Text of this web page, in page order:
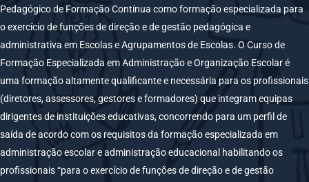
Pedagógico de Formação Contínua como formação especializada para
o exercício de funções de direção e de gestão pedagógica e
administrativa em Escolas e Agrupamentos de Escolas. O Curso de
Formação Especializada em Administração e Organização Escolar é
uma formação altamente qualificante e necessária para os profissionais
(diretores, assessores, gestores e formadores) que integram equipas
dirigentes de instituições educativas, concorrendo para um perfil de
saída de acordo com os requisitos da formação especializada em
administração escolar e administração educacional habilitando os
profissionais “para o exercício de funções de direção e de gestão